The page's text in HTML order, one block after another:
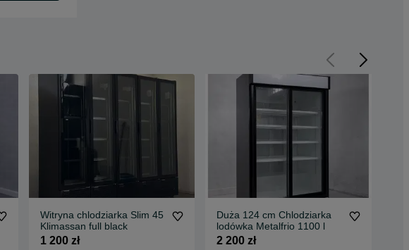
Witryna chlodziarka Slim 45
Klimassan full black
1 200 zł
Duża 124 cm Chlodziarka
lodówka Metalfrio 1100 l
2 200 zł